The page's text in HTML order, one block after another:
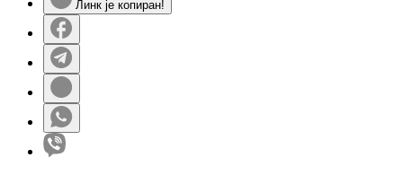
Линк је копиран!